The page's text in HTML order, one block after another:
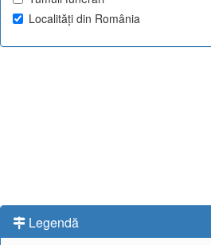
Localități din România
Legendă